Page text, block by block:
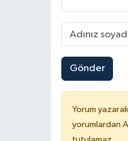
Gönder
Yorum yazarak
yorumlardan